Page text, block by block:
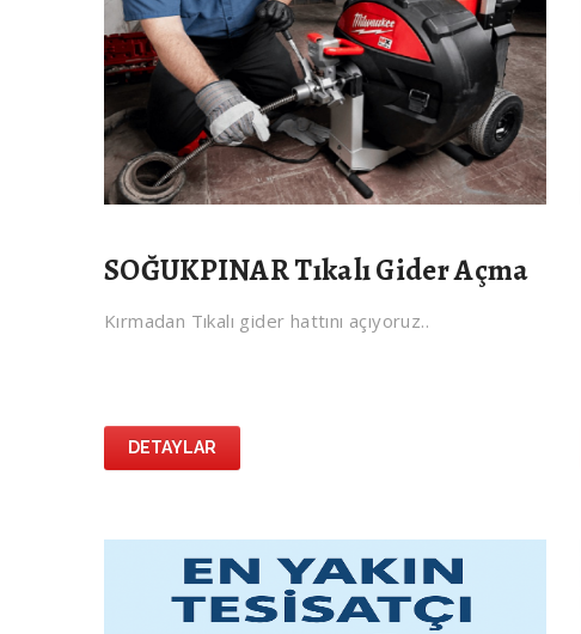
SOĞUKPINAR Tıkalı Gider Açma
Kırmadan Tıkalı gider hattını açıyoruz..
DETAYLAR